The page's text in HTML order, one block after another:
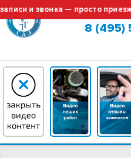
и звонка — просто Москва
8 (495)